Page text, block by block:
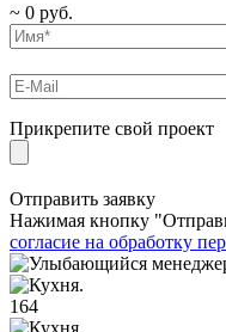
~ 0 руб.
Прикрепите свой проект
Отправить заявку
Нажимая кнопку
согласие на обработку
164